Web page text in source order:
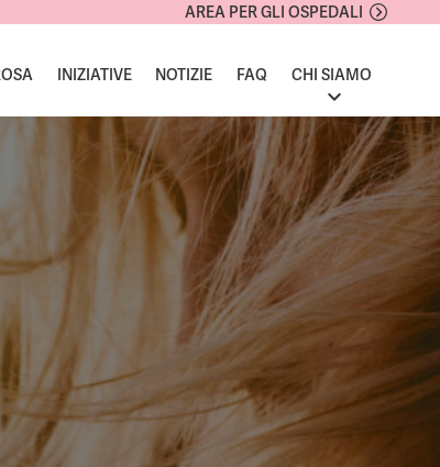
AREA PER GLI OSPEDALI
INIZIATIVE NOTIZIE FAQ CHI SIAMO